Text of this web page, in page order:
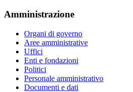
Amministrazione
Organi di governo
Aree amministrative
Uffici
Enti e fondazioni
Politici
Personale amministrativo
Documenti e dati